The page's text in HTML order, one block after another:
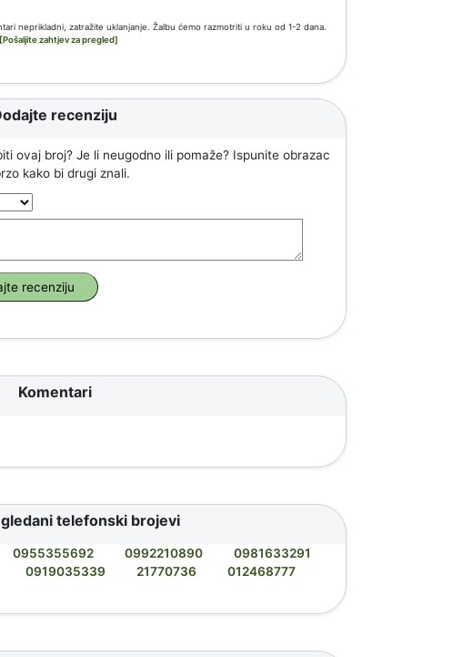
neprikladni, zatražite uklanjanje. Žalbu ćemo razmotriti u roku od 1-2 dana.
[Pošaljite zahtjev za pregled]
recenziju
ovaj broj? Je li neugodno ili pomaže? Ispunite obrazac
kako bi drugi znali.
Komentari
telefonski brojevi
0955355692 0992210890
0981633291
0919035339 21770736 012468777